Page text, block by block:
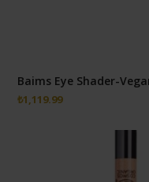
Baims Eye Shader-
₺1,119.99